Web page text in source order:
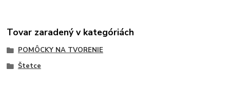
Tovar zaradený v kategóriách
POMÔCKY NA TVORENIE
Štetce